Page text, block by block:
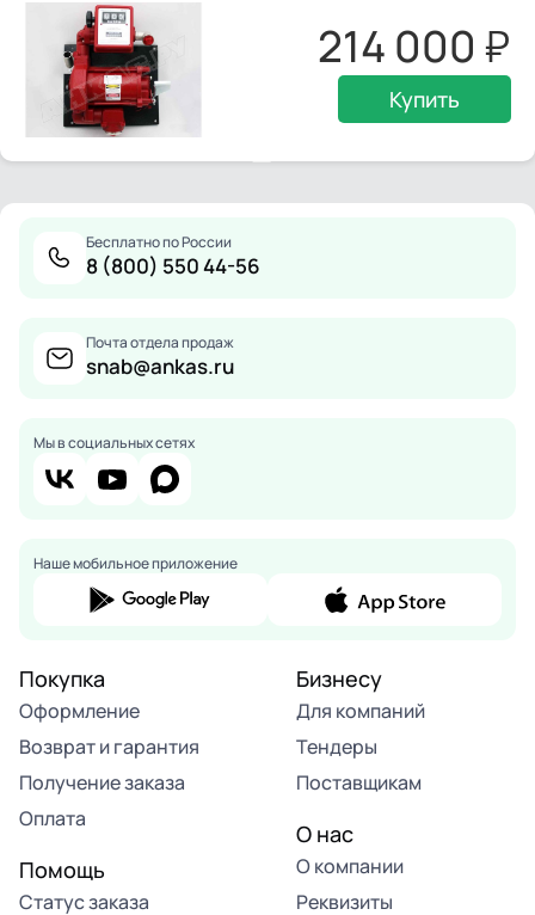
214 000
Купить
Бесплатно по России
8 (800) 550 44-56
Почта отдела продаж
snab@ankas.ru
Мы в социальных сетях
Наше мобильное приложение
Покупка
Оформление
Возврат и гарантия
Получение заказа
Оплата
Помощь
Статус заказа
Бизнесу
Для компаний
Тендеры
Поставщикам
О нас
О компании
Реквизиты